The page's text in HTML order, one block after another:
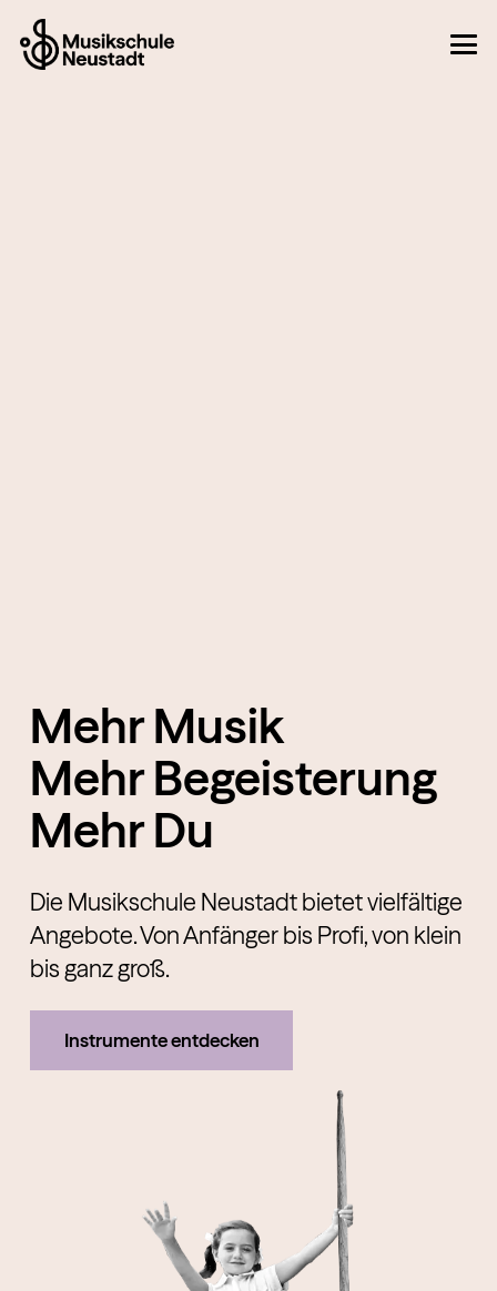
Mehr Musik
Mehr Begeisterung
Mehr Du
Die Musikschule Neustadt bietet vielfältige
Angebote. Von Anfänger bis Profi, von klein
bis ganz groß.
Instrumente entdecken